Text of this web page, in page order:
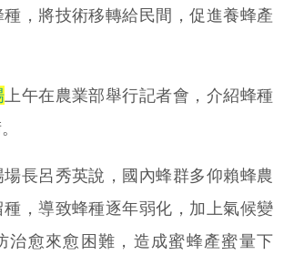
，將技術移轉給民間，促進養蜂產
上午在農業部舉行記者會，介紹蜂種
呂秀英說，國內蜂群多仰賴蜂農
種，導致蜂種逐年弱化，加上氣候變
治愈來愈困難，造成蜜蜂產蜜量下